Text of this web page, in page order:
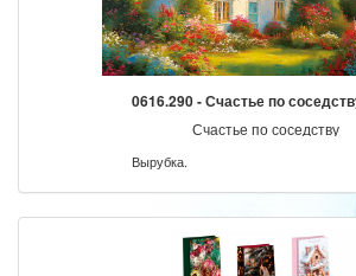
0616.290 - Счастье по
Счастье по соседству
Вырубка.